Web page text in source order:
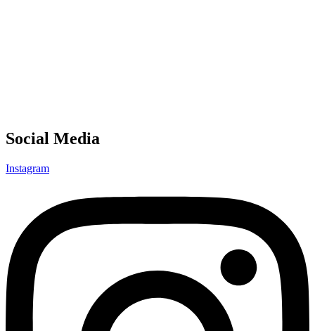
Social Media
Instagram